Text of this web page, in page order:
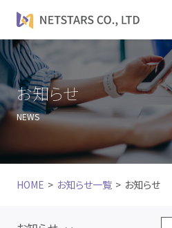
お知らせ
NEWS
HOME お知らせ一覧 お知らせ